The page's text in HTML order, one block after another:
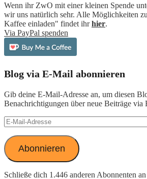
Wenn ihr ZwO mit einer kleinen Spende
wir uns natürlich sehr. Alle Möglichkeiten
Kaffee einladen" findet ihrhier.
Via PayPal spenden
Blog via E-Mail abonnieren
Gib deine E-Mail-Adresse an, um diesen
Benachrichtigungen über neue Beiträge via
E-
Mail-
Adresse
Abonnieren
Schließe dich 1.446 anderen Abonnenten an